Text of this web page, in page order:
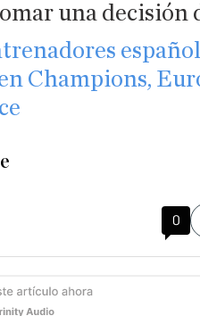
una decisión
Champions,
0